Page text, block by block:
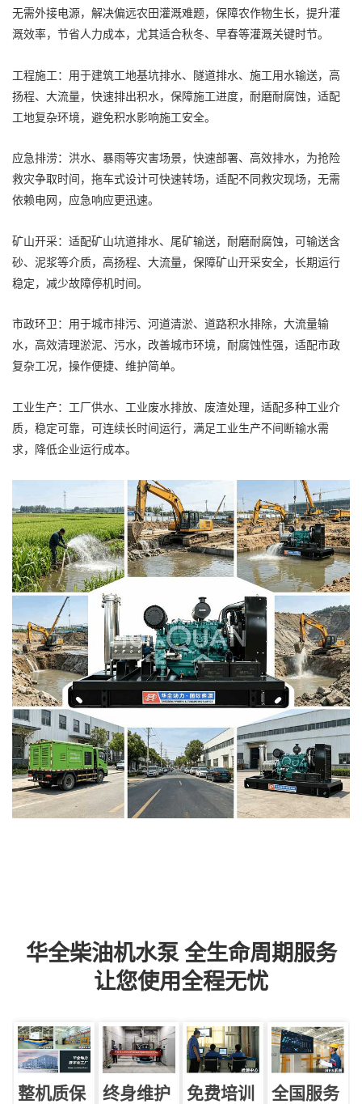
无需外接电源，解决偏远农田灌溉难题，保障农作物生长，提升灌
溉效率，节省人力成本，尤其适合秋冬、早春等灌溉关键时节。
工程施工：用于建筑工地基坑排水、隧道排水、施工用水输送，高
扬程、大流量，快速排出积水，保障施工进度，耐磨耐腐蚀，适配
工地复杂环境，避免积水影响施工安全。
应急排涝：洪水、暴雨等灾害场景，快速部署、高效排水，为抢险
救灾争取时间，拖车式设计可快速转场，适配不同救灾现场，无需
依赖电网，应急响应更迅速。
矿山开采：适配矿山坑道排水、尾矿输送，耐磨耐腐蚀，可输送含
砂、泥浆等介质，高扬程、大流量，保障矿山开采安全，长期运行
稳定，减少故障停机时间。
市政环卫：用于城市排污、河道清淤、道路积水排除，大流量输
水，高效清理淤泥、污水，改善城市环境，耐腐蚀性强，适配市政
复杂工况，操作便捷、维护简单。
工业生产：工厂供水、工业废水排放、废渣处理，适配多种工业介
质，稳定可靠，可连续长时间运行，满足工业生产不间断输水需
求，降低企业运行成本。
华全柴油机水泵 全生命周期服务
让您使用全程无忧
整机质保 终身维护 免费培训 全国服务